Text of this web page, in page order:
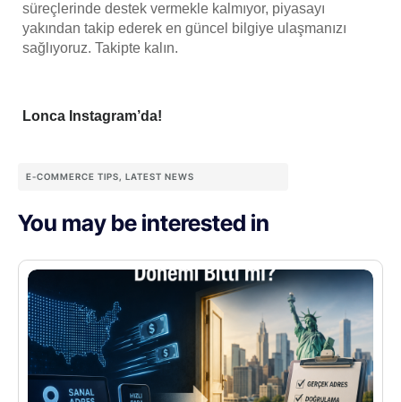
süreçlerinde destek vermekle kalmıyor, piyasayı
yakından takip ederek en güncel bilgiye ulaşmanızı
sağlıyoruz. Takipte kalın.
Lonca Instagram’da!
E-COMMERCE TIPS, LATEST NEWS
You may be interested in